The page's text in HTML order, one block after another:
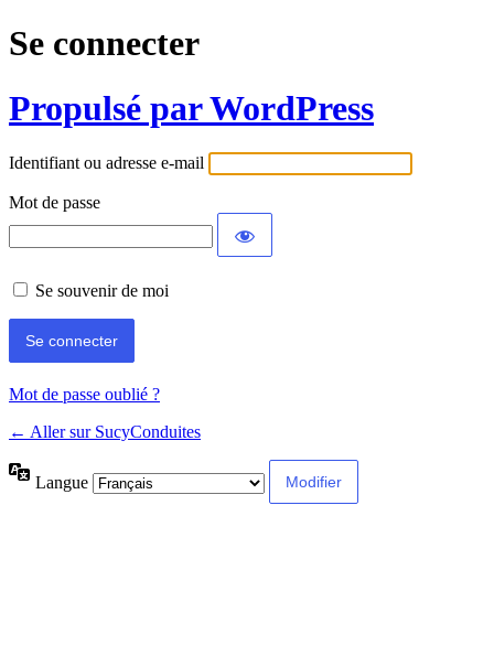
Se connecter
Propulsé par WordPress
Identifiant ou adresse e-mail
Mot de passe
Se souvenir de moi
Mot de passe oublié ?
← Aller sur SucyConduites
Langue